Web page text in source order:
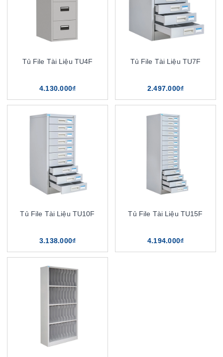
Tủ File Tài Liệu TU4F
4.130.000₫
Tủ File Tài Liệu TU7F
2.497.000₫
Tủ File Tài Liệu TU10F
3.138.000₫
Tủ File Tài Liệu TU15F
4.194.000₫